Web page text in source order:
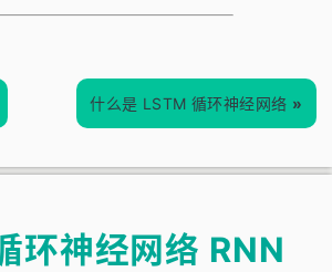
什么是 LSTM 循环神经网络 »
环神经网络 RNN